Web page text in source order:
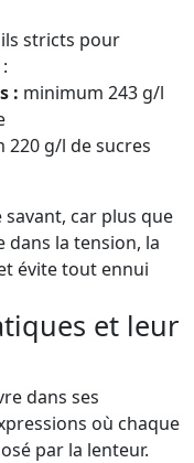
stricts pour
: minimum 243 g/l
220 g/l de sucres
savant, car plus que
dans la tension, la
évite tout ennui
et leur
dans ses
où chaque
par la lenteur.